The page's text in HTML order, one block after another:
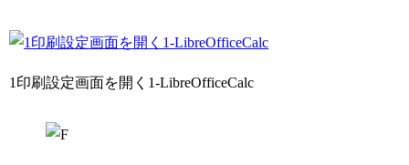
1印刷設定画面を開く1-LibreOfficeCalc